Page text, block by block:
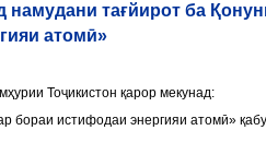
тағйирот ба
атомӣ»
Тоҷикистон қарор мекунад:
бораи истифодаи энергияи атомӣ»